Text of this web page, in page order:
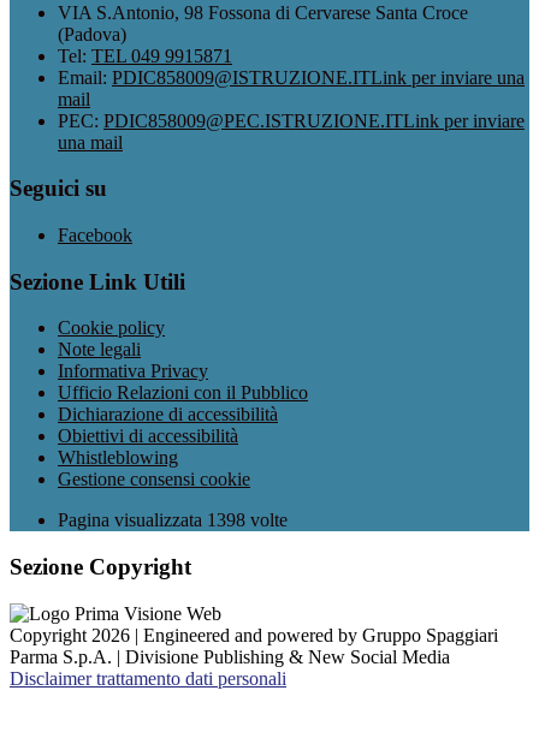
VIA S.Antonio, 98 Fossona di Cervarese Santa Croce
(Padova)
Tel: TEL 049 9915871
Email: PDIC858009@ISTRUZIONE.ITLink per inviare una
mail
PEC: PDIC858009@PEC.ISTRUZIONE.ITLink per inviare
una mail
Seguici su
Facebook
Sezione Link Utili
Cookie policy
Note legali
Informativa Privacy
Ufficio Relazioni con il Pubblico
Dichiarazione di accessibilità
Obiettivi di accessibilità
Whistleblowing
Gestione consensi cookie
Pagina visualizzata 1398 volte
Sezione Copyright
Copyright 2026 | Engineered and powered by Gruppo Spaggiari
Parma S.p.A. | Divisione Publishing & New Social Media
Disclaimer trattamento dati personali